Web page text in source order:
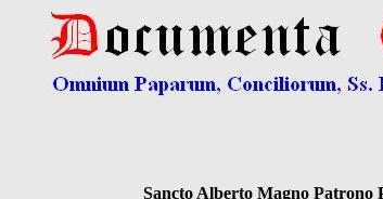
Sancto Alberto Magno Patrono